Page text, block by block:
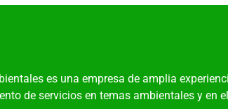
es una empresa de amplia
de servicios en temas ambientales y en